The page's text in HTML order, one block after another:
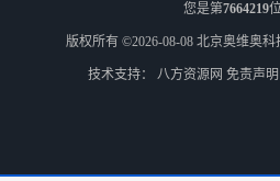
您是第7664219
版权所有 ©2026-08-08 北京奥维奥科
技术支持： 八方资源网 免责声明